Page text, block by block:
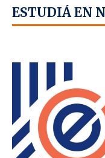
ESTUDIÁ EN